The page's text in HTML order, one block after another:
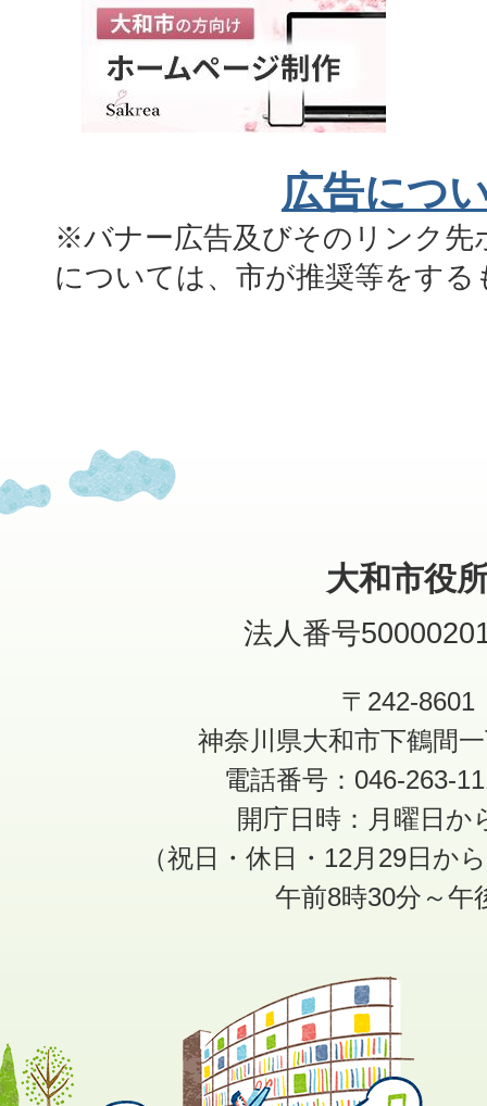
広告につ
※バナー広告及びそのリンク先
については、市が推奨等をす
大和市役
法人番号
〒242-8601
神奈川県大和市下鶴間
電話番号：046-263-
開庁日時：月曜日か
（祝日・休日・12月29日か
午前8時30分～午